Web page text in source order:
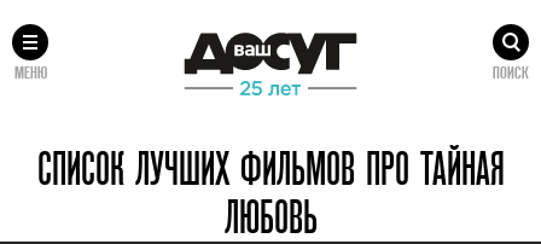
МЕНЮ ПОИСК
СПИСОК ЛУЧШИХ ФИЛЬМОВ ПРО ТАЙНАЯ
ЛЮБОВЬ